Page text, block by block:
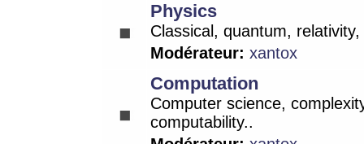
Physics
Classical, quantum,
Modérateur: xantox
Computation
Computer science,
computability..